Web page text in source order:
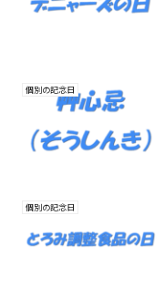
個別の記念日
個別の記念日